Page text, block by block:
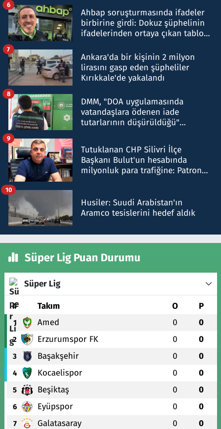
Ahbap soruşturmasında ifadeler
birbirine girdi: Dokuz şüphelinin
ifadelerinden ortaya çıkan tablo
6
Ankara'da bir kişinin 2 milyon
lirasını gasp eden şüpheliler
Kırıkkale'de yakalandı
7
DMM, "DOA uygulamasında
vatandaşlara ödenen iade
tutarlarının düşürüldüğü"
8
Tutuklanan CHP Silivri İlçe
Başkanı Bulut'un hesabında
milyonluk para trafiğine: Patron
9
Husiler: Suudi Arabistan'ın
Aramco tesislerini hedef aldık
10
Süper Lig Puan Durumu
Süper Lig
# Takım O P
1 Amed 0 0
2 Erzurumspor FK 0 0
3 Başakşehir 0 0
4 Kocaelispor 0 0
5 Beşiktaş 0 0
6 Eyüpspor 0 0
7 Galatasaray 0 0